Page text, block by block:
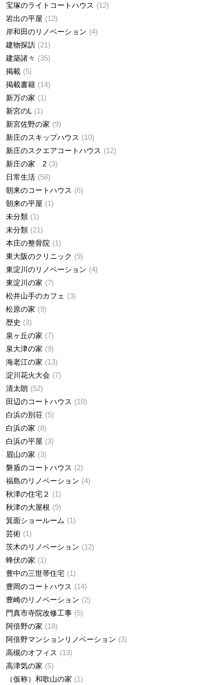
宝塚のライトコートハウス
12
岩出の平屋
12
岸和田のリノベーション
4
建物探訪
21
建築諸々
35
掲載
5
掲載書籍
14
新万の家
1
新宮のL
1
新宮佐野の家
9
新庄のスキップハウス
10
新庄のスクエアコートハウス
12
新庄の家 2 3
日常生活
58
朝来のコートハウス
6
朝来の平屋
1
未分類
1
未分類
21
本庄の整骨院
1
東大阪のクリニック
9
東淀川のリノベーション
4
東淀川の家
7
松井山手のカフェ
3
松原の家
9
歴史
3
泉ヶ丘の家
7
泉大津の家
9
海老江の家
13
淀川花火大会
7
清太朗
52
田辺のコートハウス
10
白浜の別荘
5
白浜の家
8
白浜の平屋
3
眉山の家
3
磐盾のコートハウス
2
福島のリノベーション
4
秋津の住宅２
1
秋津の大屋根
9
箕面ショールーム
1
芸術
1
茨木のリノベーション
12
蜂伏の家
1
豊中の三世帯住宅
1
豊岡のコートハウス
14
豊崎のリノベーション
2
門真市寺院改修工事
5
阿倍野の家
18
阿倍野マンションリノベーション
3
高槻のオフィス
13
高津気の家
5
（仮称）和歌山の家
1